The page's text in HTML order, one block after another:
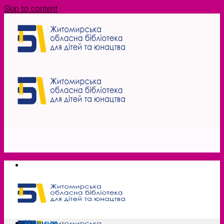
Skip to content